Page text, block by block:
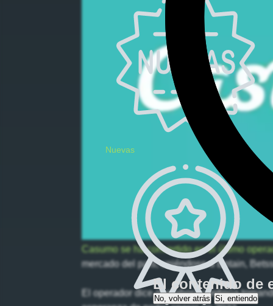
Nuevas
El contenido de
No, volver atrás Si, entiendo
Casumo se ha convertido en el último
mercado del país, uniéndose a Entain,
El operador dice que ahora continúa